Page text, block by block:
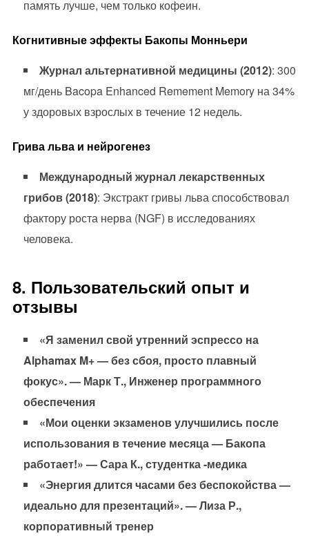
память лучше, чем только кофеин.
Когнитивные эффекты Бакопы Монньери
Журнал альтернативной медицины (2012): 300
мг/день Bacopa Enhanced Remement Memory на 34%
у здоровых взрослых в течение 12 недель.
Грива льва и нейрогенез
Международный журнал лекарственных
грибов (2018): Экстракт гривы льва способствовал
фактору роста нерва (NGF) в исследованиях
человека.
8. Пользовательский опыт и
отзывы
«Я заменил свой утренний эспрессо на
Alphamax M+ — без сбоя, просто плавный
фокус». — Марк Т., Инженер программного
обеспечения
«Мои оценки экзаменов улучшились после
использования в течение месяца — Бакопа
работает!» — Сара К., студентка -медика
«Энергия длится часами без беспокойства —
идеально для презентаций». — Лиза Р.,
корпоративный тренер